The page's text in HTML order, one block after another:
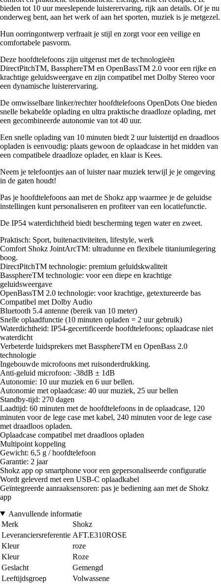
bieden tot 10 uur meeslepende luisterervaring, rijk aan details. Of je nu
onderweg bent, aan het werk of aan het sporten, muziek is je metgezel.
Hun oorringontwerp verfraait je stijl en zorgt voor een veilige en
comfortabele pasvorm.
Deze hoofdtelefoons zijn uitgerust met de technologieën
DirectPitchTM, BassphereTM en OpenBassTM 2.0 voor een rijke en
krachtige geluidsweergave en zijn compatibel met Dolby Stereo voor
een dynamische luisterervaring.
De omwisselbare linker/rechter hoofdtelefoons OpenDots One bieden
snelle bekabelde oplading en ultra praktische draadloze oplading, met
een gecombineerde autonomie van tot 40 uur.
Een snelle oplading van 10 minuten biedt 2 uur luistertijd en draadloos
opladen is eenvoudig: plaats gewoon de oplaadcase in het midden van
een compatibele draadloze oplader, en klaar is Kees.
Neem je telefoontjes aan of luister naar muziek terwijl je je omgeving
in de gaten houdt!
Pas je hoofdtelefoons aan met de Shokz app waarmee je de geluidse
instellingen kunt personaliseren en profiteer van een locatiefunctie.
De IP54 waterdichtheid biedt bescherming tegen water en zweet.
Praktisch: Sport, buitenactiviteiten, lifestyle, werk
Comfort Shokz JointArcTM: ultradunne en flexibele titaniumlegering
boog.
DirectPitchTM technologie: premium geluidskwaliteit
BassphereTM technologie: voor een diepe en krachtige
geluidsweergave
OpenBassTM 2.0 technologie: voor krachtige, getextureerde bas
Compatibel met Dolby Audio
Bluetooth 5.4 antenne (bereik van 10 meter)
Snelle oplaadfunctie (10 minuten opladen = 2 uur gebruik)
Waterdichtheid: IP54-gecertificeerde hoofdtelefoons; oplaadcase niet
waterdicht
Verbeterde luidsprekers met BassphereTM en OpenBass 2.0
technologie
Ingebouwde microfoons met ruisonderdrukking.
Anti-geluid microfoon: -38dB ± 1dB
Autonomie: 10 uur muziek en 6 uur bellen.
Autonomie met oplaadcase: 40 uur muziek, 25 uur bellen
Standby-tijd: 270 dagen
Laadtijd: 60 minuten met de hoofdtelefoons in de oplaadcase, 120
minuten voor de lege case met kabel, 240 minuten voor de lege case
met draadloos opladen.
Oplaadcase compatibel met draadloos opladen
Multipoint koppeling
Gewicht: 6,5 g / hoofdtelefoon
Garantie: 2 jaar
Shokz app op smartphone voor een gepersonaliseerde configuratie
Wordt geleverd met een USB-C oplaadkabel
Geïntegreerde aanraaksensoren: pas je bediening aan met de Shokz
app
Aanvullende informatie
Merk
Shokz
Leveranciersreferentie AFT.E310ROSE
Kleur
roze
Kleur
Roze
Geslacht
Gemengd
Leeftijdsgroep
Volwassene